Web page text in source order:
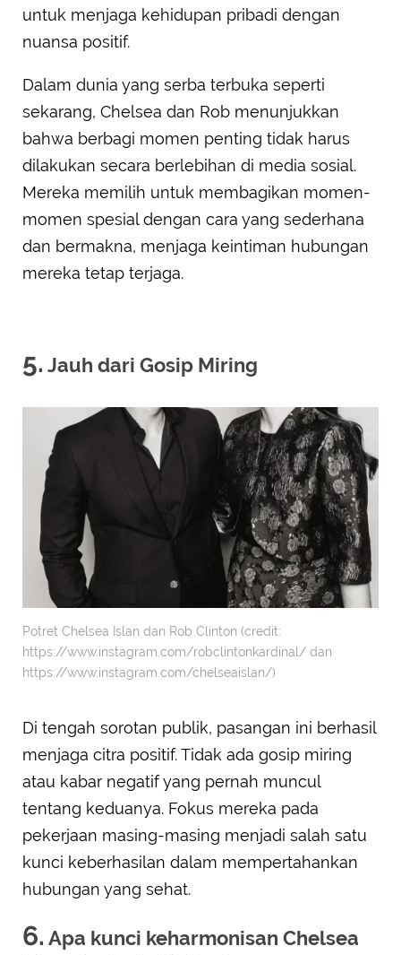
untuk menjaga kehidupan pribadi dengan
nuansa positif.
Dalam dunia yang serba terbuka seperti
sekarang, Chelsea dan Rob menunjukkan
bahwa berbagi momen penting tidak harus
dilakukan secara berlebihan di media sosial.
Mereka memilih untuk membagikan momen-
momen spesial dengan cara yang sederhana
dan bermakna, menjaga keintiman hubungan
mereka tetap terjaga.
5. Jauh dari Gosip Miring
Potret Chelsea Islan dan Rob Clinton (credit:
https://www.instagram.com/robclintonkardinal/ dan
https://www.instagram.com/chelseaislan/)
Di tengah sorotan publik, pasangan ini berhasil
menjaga citra positif. Tidak ada gosip miring
atau kabar negatif yang pernah muncul
tentang keduanya. Fokus mereka pada
pekerjaan masing-masing menjadi salah satu
kunci keberhasilan dalam mempertahankan
hubungan yang sehat.
6. Apa kunci keharmonisan Chelsea